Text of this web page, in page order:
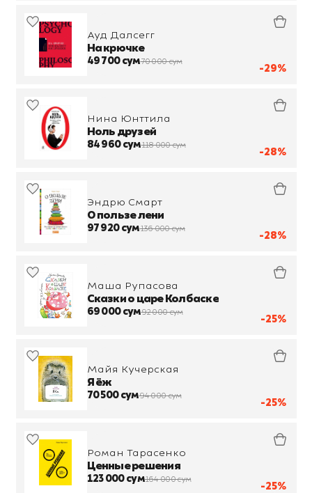
-29%
Ауд Далсегг
На крючке
49 700 сум70 000 сум
-28%
Нина Юнттила
Ноль друзей
84 960 сум118 000 сум
-28%
Эндрю Смарт
О пользе лени
97 920 сум136 000 сум
-25%
Маша Рупасова
Сказки о царе Колбаске
69 000 сум92 000 сум
-25%
Майя Кучерская
Я ёж
70 500 сум94 000 сум
-25%
Роман Тарасенко
Ценные решения
123 000 сум164 000 сум